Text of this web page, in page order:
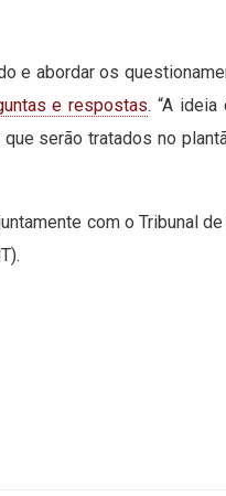
e abordar os
e respostas​. “A
serão tratados no
com o Tribunal